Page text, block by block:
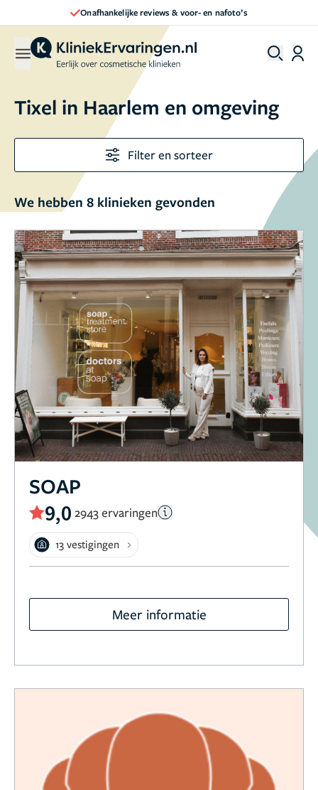
Onafhankelijke reviews & voor- en nafoto’s
Tixel in Haarlem en omgeving
Filter en sorteer
We hebben 8 klinieken gevonden
SOAP
9,0 2943 ervaringen
13 vestigingen
Meer informatie